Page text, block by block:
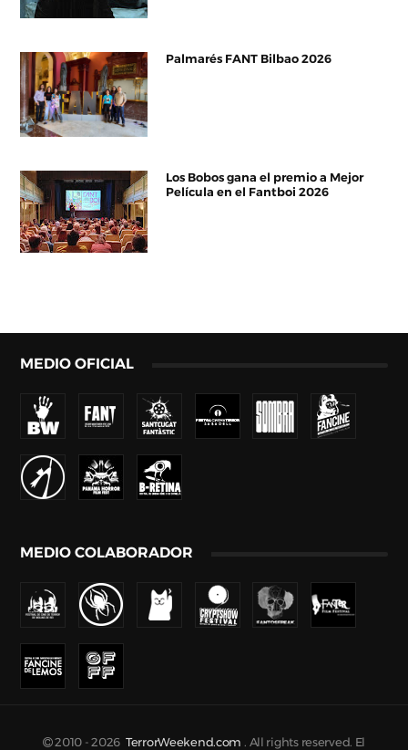
Palmarés FANT Bilbao 2026
Los Bobos gana el premio a Mejor
Película en el Fantboi 2026
MEDIO OFICIAL
MEDIO COLABORADOR
2010 -2026 TerrorWeekend.com . All rights reserved. El